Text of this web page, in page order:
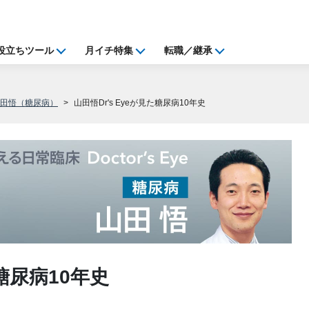
立ちツール 月イチ特集 転職／継承
悟（糖尿病） 山田悟Dr's Eyeが見た糖尿病10年史
尿病10年史